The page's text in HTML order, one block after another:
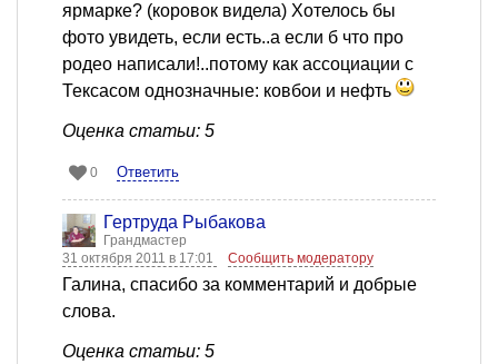
ярмарке? (коровок видела) Хотелось бы
фото увидеть, если есть..а если б что про
родео написали!..потому как ассоциации с
Тексасом однозначные: ковбои и нефть
Оценка статьи: 5
0 Ответить
Гертруда Рыбакова
Грандмастер
31 октября 2011 в 17:01
Сообщить модератору
Галина, спасибо за комментарий и добрые
слова.
Оценка статьи: 5